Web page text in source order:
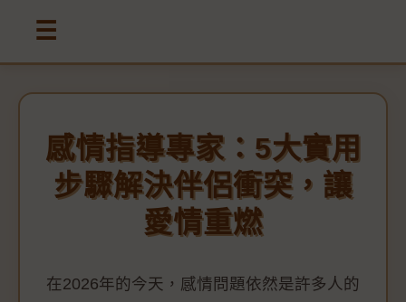
☰
感情指導專家：5大實用
步驟解決伴侶衝突，讓
愛情重燃
在2026年的今天，感情問題依然是許多人的